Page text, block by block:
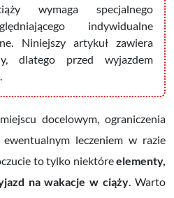
wymaga specjalnego
indywidualne
Niniejszy artykuł zawiera
dlatego przed wyjazdem
docelowym, ograniczenia
leczeniem w razie
to tylko niektóreelementy,
na wakacje w ciąży. Warto